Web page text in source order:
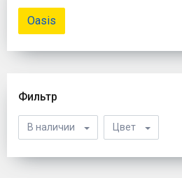
Oasis
Фильтр
В наличии Цвет